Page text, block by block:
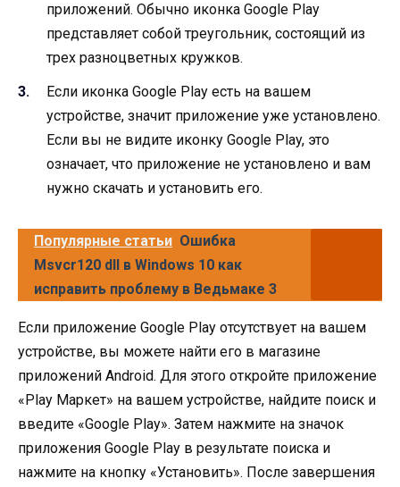
приложений. Обычно иконка Google Play
представляет собой треугольник, состоящий из
трех разноцветных кружков.
Если иконка Google Play есть на вашем
устройстве, значит приложение уже установлено.
Если вы не видите иконку Google Play, это
означает, что приложение не установлено и вам
нужно скачать и установить его.
Популярные статьи Ошибка
Msvcr120 dll в Windows 10 как
исправить проблему в Ведьмаке 3
Если приложение Google Play отсутствует на вашем
устройстве, вы можете найти его в магазине
приложений Android. Для этого откройте приложение
«Play Маркет» на вашем устройстве, найдите поиск и
введите «Google Play». Затем нажмите на значок
приложения Google Play в результате поиска и
нажмите на кнопку «Установить». После завершения